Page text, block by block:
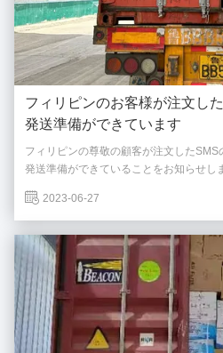
フィリピンのお客様が注文し
発送準備ができています
フィリピンの尊敬の顧客が注文したSMS
発送準備ができていることをお知らせし
高品質のスペアパーツと例外的なサー
顧客が期待している 厳格な品質基準を
パーツを用意しています各コンポーネン
最適な性能と信頼性を保証するために
あらゆる措置を講じています....
2023-06-27